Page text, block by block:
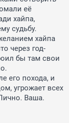
её
хайпа,
судьбу.
хайпа
через год-
бы там свои
его похода, и
угрожает всех
Ваша.